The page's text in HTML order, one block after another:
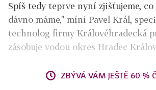
Spíš tedy teprve nyní zjišťujeme, co
dávno máme," míní Pavel Král,
technolog firmy Královéhradecká
zásobuje vodou okres Hradec
ZBÝVÁ VÁM JEŠTĚ 60 %